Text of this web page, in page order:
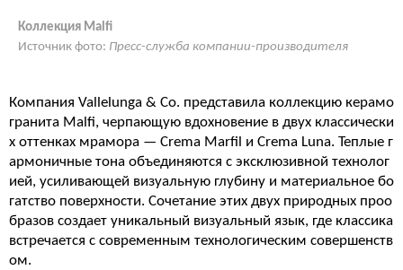
Коллекция Malfi
Источник фото: Пресс-служба компании-производителя
Компания Vallelunga & Co. представила коллекцию керамо
гранита Malfi, черпающую вдохновение в двух классически
х оттенках мрамора — Crema Marfil и Crema Luna. Теплые г
армоничные тона объединяются с эксклюзивной технолог
ией, усиливающей визуальную глубину и материальное бо
гатство поверхности. Сочетание этих двух природных проо
бразов создает уникальный визуальный язык, где классика
встречается с современным технологическим совершенств
ом.